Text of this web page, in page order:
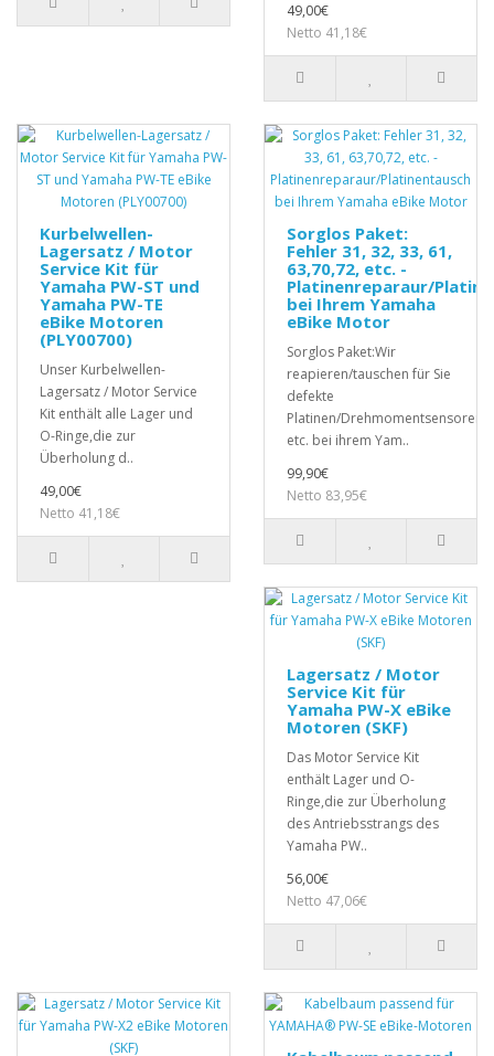
49,00€
Netto 41,18€
Kurbelwellen-
Lagersatz / Motor
Service Kit für
Yamaha PW-ST und
Yamaha PW-TE
eBike Motoren
(PLY00700)
Unser Kurbelwellen-
Lagersatz / Motor Service
Kit enthält alle Lager und
O-Ringe,die zur
Überholung d..
49,00€
Netto 41,18€
Sorglos Paket:
Fehler 31, 32, 33, 61,
63,70,72, etc. -
Platinenreparaur/
bei Ihrem Yamaha
eBike Motor
Sorglos Paket:Wir
reapieren/tauschen für Sie
defekte
Platinen/Drehmomentsensoren,
etc. bei ihrem Yam..
99,90€
Netto 83,95€
Lagersatz / Motor
Service Kit für
Yamaha PW-X eBike
Motoren (SKF)
Das Motor Service Kit
enthält Lager und O-
Ringe,die zur Überholung
des Antriebsstrangs des
Yamaha PW..
56,00€
Netto 47,06€